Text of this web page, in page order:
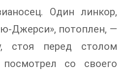
Один линкор,
Джерси», потоплен, —
стоя перед столом
со своего